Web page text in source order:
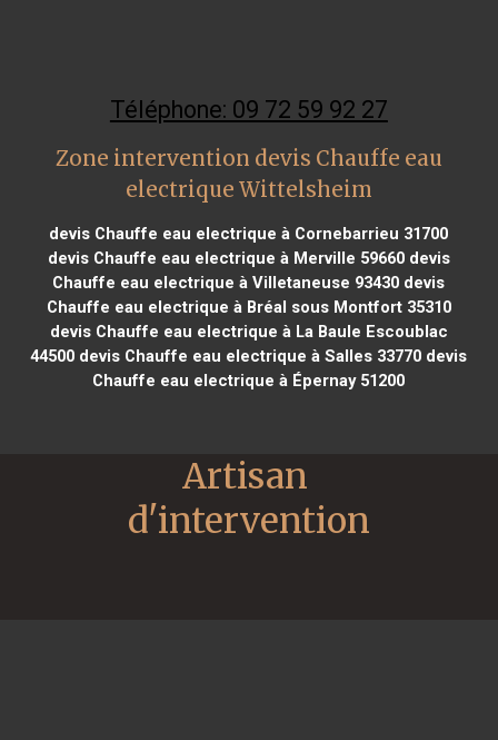
Téléphone: 09 72 59 92 27
Zone intervention devis Chauffe eau
electrique Wittelsheim
devis Chauffe eau electrique à Cornebarrieu 31700
devis Chauffe eau electrique à Merville 59660devis
Chauffe eau electrique à Villetaneuse 93430 devis
Chauffe eau electrique à Bréal sous Montfort 35310
devis Chauffe eau electrique à La Baule Escoublac
44500 devis Chauffe eau electrique à Salles 33770 devis
Chauffe eau electrique à Épernay 51200
Artisan
d'intervention